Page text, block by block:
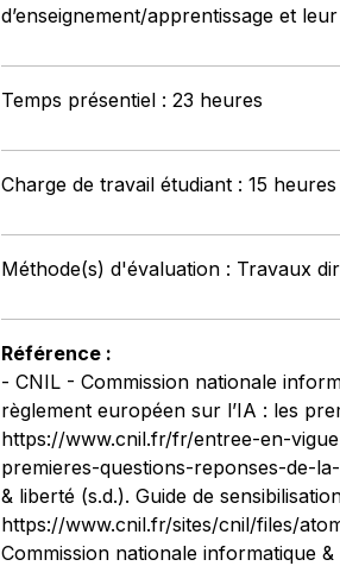
d’enseignement/apprentissage et
Temps présentiel : 23 heures
Charge de travail étudiant : 15 heures
Méthode(s) d'évaluation : Travaux
Référence :
- CNIL - Commission nationale
règlement européen sur l’IA : les
https://www.cnil.fr/fr/entree-en-
premieres-questions-reponses-de-
& liberté (s.d.). Guide de
https://www.cnil.fr/sites/cnil/files/
Commission nationale informatique